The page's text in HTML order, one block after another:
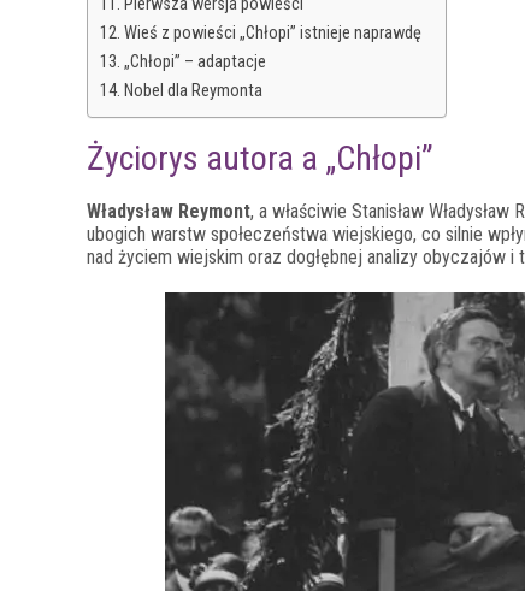
Pierwsza wersja powieści
Wieś z powieści „Chłopi” istnieje naprawdę
„Chłopi” – adaptacje
Nobel dla Reymonta
Życiorys autora a „Chłopi”
Władysław Reymont, a właściwie Stanisław
ubogich warstw społeczeństwa wiejskiego, co silnie
nad życiem wiejskim oraz dogłębnej analizy obyczajów i